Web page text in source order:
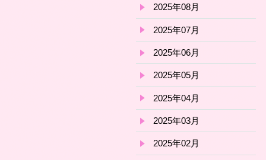
2025年08月
2025年07月
2025年06月
2025年05月
2025年04月
2025年03月
2025年02月